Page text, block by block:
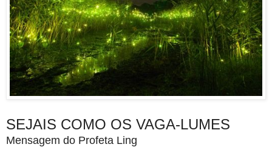
SEJAIS COMO OS VAGA-LUMES
Mensagem do Profeta Ling